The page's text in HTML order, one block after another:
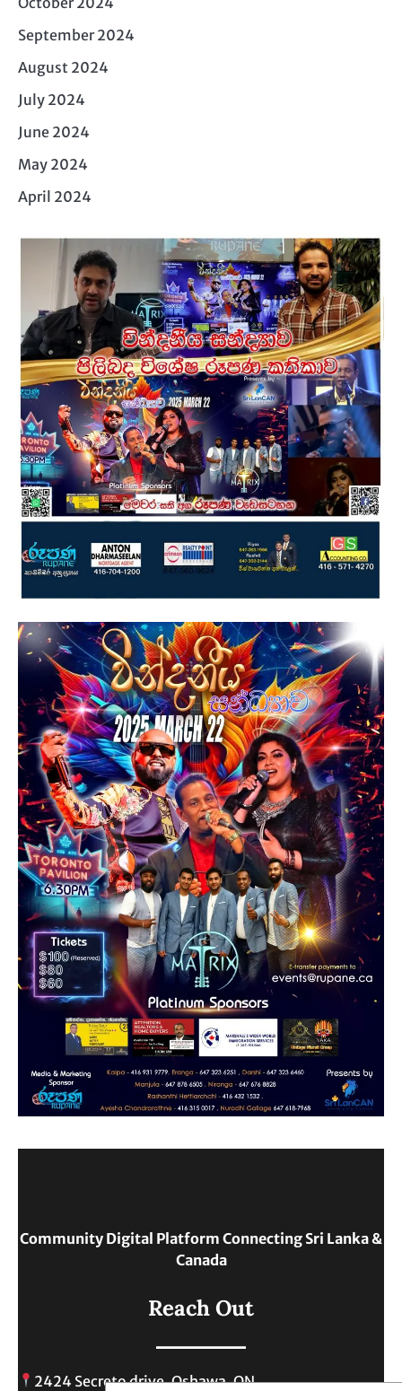
September 2024
August 2024
July 2024
June 2024
May 2024
April 2024
Community Digital Platform Connecting Sri Lanka &
Canada
Reach Out
2424 Secreto drive, Oshawa, ON